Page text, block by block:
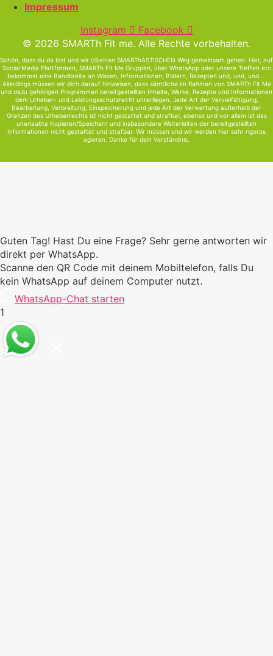
Impressum
Instagram
Facebook
© 2026 SMARTh Fit me. Alle Rechte vorbehalten.
Schön, dass du da bist und wir (d)einen SMARThASTISCHEN Weg gemeinsam gehen. Hier, auf
Social Media Plattformen, SMARTh Fit Me Gruppen, über WhatsApp oder unsere Treffen etc.
bekommst eine Bandbreite an Wissen, Informationen, Bildern, Rezepten und, und, und …
Allerdings müssen wir dich darauf hinweisen, dass sämtliche im Rahmen von SMARTh Fit Me
und dazu gehörigen Programmen bereitgestellten Inhalte, Werke, Rezepte und Informationen
dem Urheber- und Leistungsschutzrecht unterliegen. Jede Art der Vervielfältigung,
Bearbeitung, Verbreitung, Einspeicherung und jede Art der Verwertung außerhalb der
Grenzen des Urheberrechts ist nicht gestattet und strafbar, ebenso und vor allem ist das
unerlaubte Kopieren/Speichern und insbesondere Weiterleiten der bereitgestellten
Informationen nicht gestattet und strafbar. Wir müssen und wir werden hier sehr rigoros
agieren. Danke für dein Verständnis.
Guten Tag! Hast Du eine Frage? Sehr gerne antworten wir
direkt per WhatsApp.
Scanne den QR Code mit deinem Mobiltelefon, falls Du
kein WhatsApp auf deinem Computer nutzt.
WhatsApp-Chat starten
1